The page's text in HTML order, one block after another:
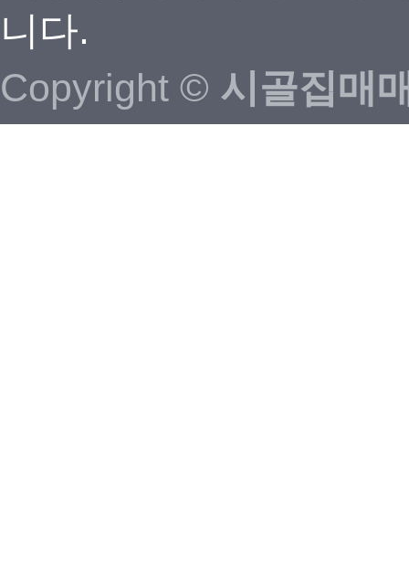
니다.
Copyright © 시골집매